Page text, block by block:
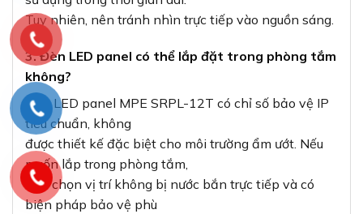
Chỉ cần tắt nguồn điện, dùng khăn mềm khô hoặc
hơi ẩm lau nhẹ bề
mặt đèn. Tránh sử dụng hóa chất tẩy rửa mạnh có
thể làm hỏng bề mặt
đèn.
Mua Đèn LED Panel MPE SRPL-12T Chính
Hãng Tại VIKI
Để đảm bảo mua được sản phẩm